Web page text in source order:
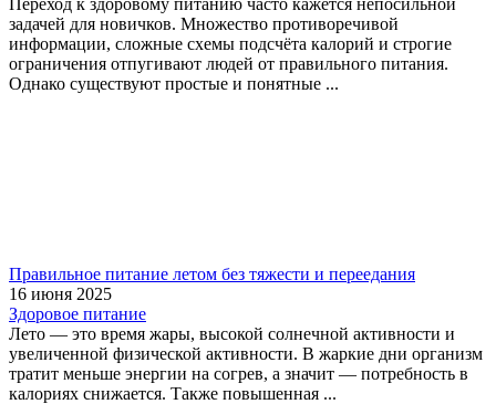
Переход к здоровому питанию часто кажется непосильной
задачей для новичков. Множество противоречивой
информации, сложные схемы подсчёта калорий и строгие
ограничения отпугивают людей от правильного питания.
Однако существуют простые и понятные ...
Правильное питание летом без тяжести и переедания
16 июня 2025
Здоровое питание
Лето — это время жары, высокой солнечной активности и
увеличенной физической активности. В жаркие дни организм
тратит меньше энергии на согрев, а значит — потребность в
калориях снижается. Также повышенная ...